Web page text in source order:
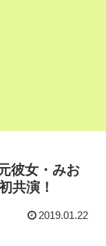
彼女・みお
共演！
2019.01.22